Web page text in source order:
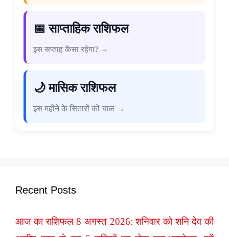
📅 साप्ताहिक राशिफल
इस सप्ताह कैसा रहेगा? →
🌙 मासिक राशिफल
इस महीने के सितारों की चाल →
Recent Posts
आज का राशिफल 8 अगस्त 2026: शनिवार को शनि देव की